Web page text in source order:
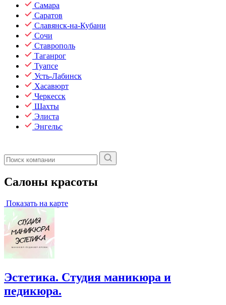
Самара
Саратов
Славянск-на-Кубани
Сочи
Ставрополь
Таганрог
Туапсе
Усть-Лабинск
Хасавюрт
Черкесск
Шахты
Элиста
Энгельс
Салоны красоты
Показать на карте
Эстетика. Студия маникюра и
педикюра.